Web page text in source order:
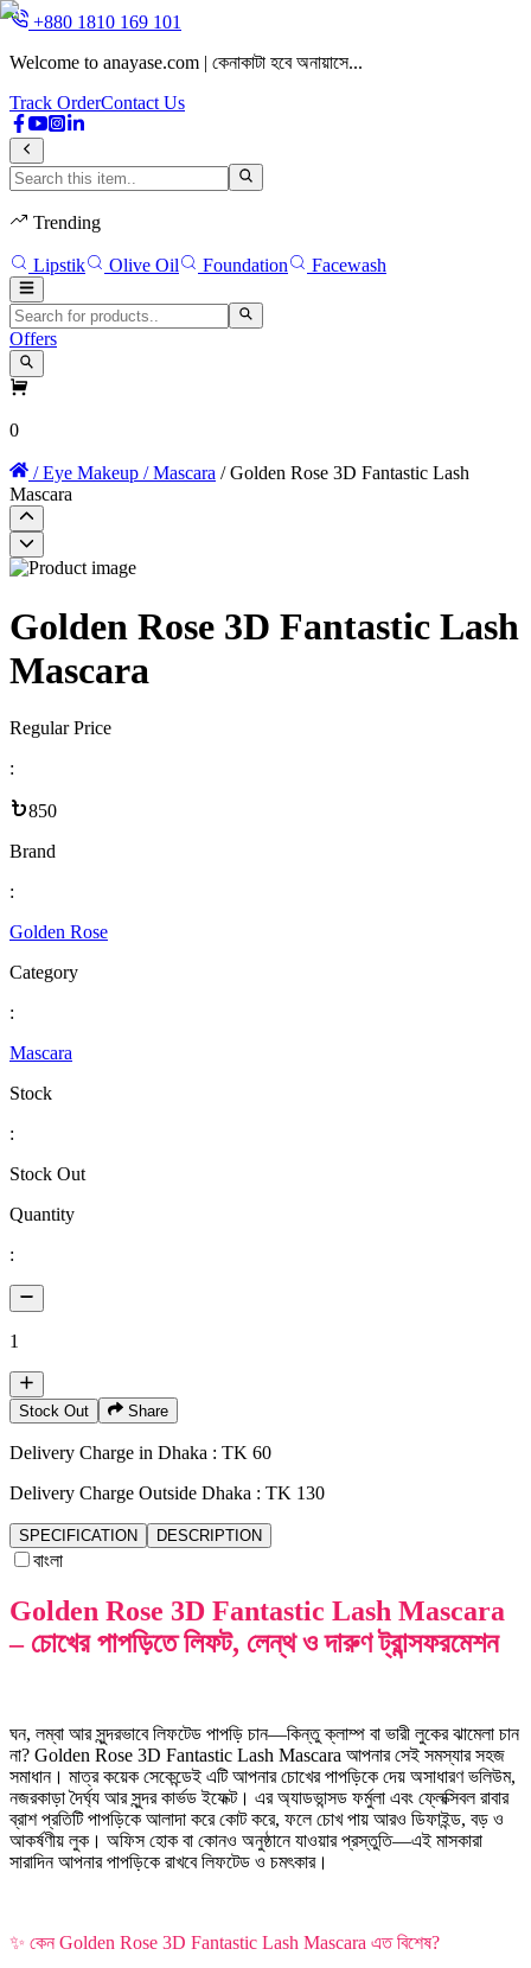
+880 1810 169 101
Welcome to anayase.com | কেনাকাটা হবে অনায়াসে...
Track OrderContact Us
Trending
Lipstik Olive Oil Foundation Facewash
Offers
0
/ Eye Makeup / Mascara / Golden Rose 3D Fantastic Lash
Mascara
Golden Rose 3D Fantastic Lash
Mascara
Regular Price
:
850
Brand
:
Golden Rose
Category
:
Mascara
Stock
:
Stock Out
Quantity
:
1
Stock Out Share
Delivery Charge in Dhaka : TK 60
Delivery Charge Outside Dhaka : TK 130
SPECIFICATION DESCRIPTION
বাংলা
Golden Rose 3D Fantastic Lash Mascara
– চোখের পাপড়িতে লিফট, লেন্থ ও দারুণ ট্রান্সফরমেশন
ঘন, লম্বা আর সুন্দরভাবে লিফটেড পাপড়ি চান—কিন্তু ক্লাম্প বা ভারী লুকের ঝামেলা চান
না? Golden Rose 3D Fantastic Lash Mascara আপনার সেই সমস্যার সহজ
সমাধান। মাত্র কয়েক সেকেন্ডেই এটি আপনার চোখের পাপড়িকে দেয় অসাধারণ ভলিউম,
নজরকাড়া দৈর্ঘ্য আর সুন্দর কার্ভড ইফেক্ট। এর অ্যাডভান্সড ফর্মুলা এবং ফ্লেক্সিবল রাবার
ব্রাশ প্রতিটি পাপড়িকে আলাদা করে কোট করে, ফলে চোখ পায় আরও ডিফাইন্ড, বড় ও
আকর্ষণীয় লুক। অফিস হোক বা কোনও অনুষ্ঠানে যাওয়ার প্রস্তুতি—এই মাসকারা
সারাদিন আপনার পাপড়িকে রাখবে লিফটেড ও চমৎকার।
✨ কেন Golden Rose 3D Fantastic Lash Mascara এত বিশেষ?